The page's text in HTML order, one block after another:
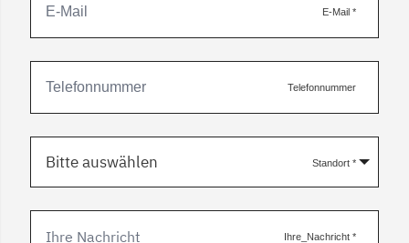
E-Mail *
Telefonnummer
Standort *
Bitte auswählen
Ihre_Nachricht *